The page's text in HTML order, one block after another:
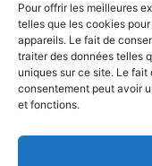
Pour offrir les meilleures
telles que les cookies
appareils. Le fait de
traiter des données telles
uniques sur ce site. Le
consentement peut avoir
et fonctions.
Contact
Mentions légales
Conditions générales
Conditions générales